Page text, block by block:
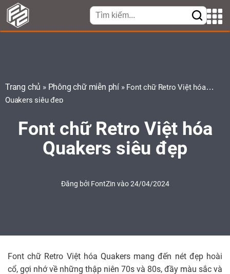
Trang chủ » Phông chữ miễn phí » Font chữ Retro Việt hóa
Quakers siêu đẹp
Font chữ Retro Việt hóa
Quakers siêu đẹp
Đăng bởi FontZin vào 24/04/2024
Font chữ Retro Việt hóa Quakers mang đến nét đẹp hoài
cổ, gợi nhớ về những thập niên 70s và 80s, đầy màu sắc và